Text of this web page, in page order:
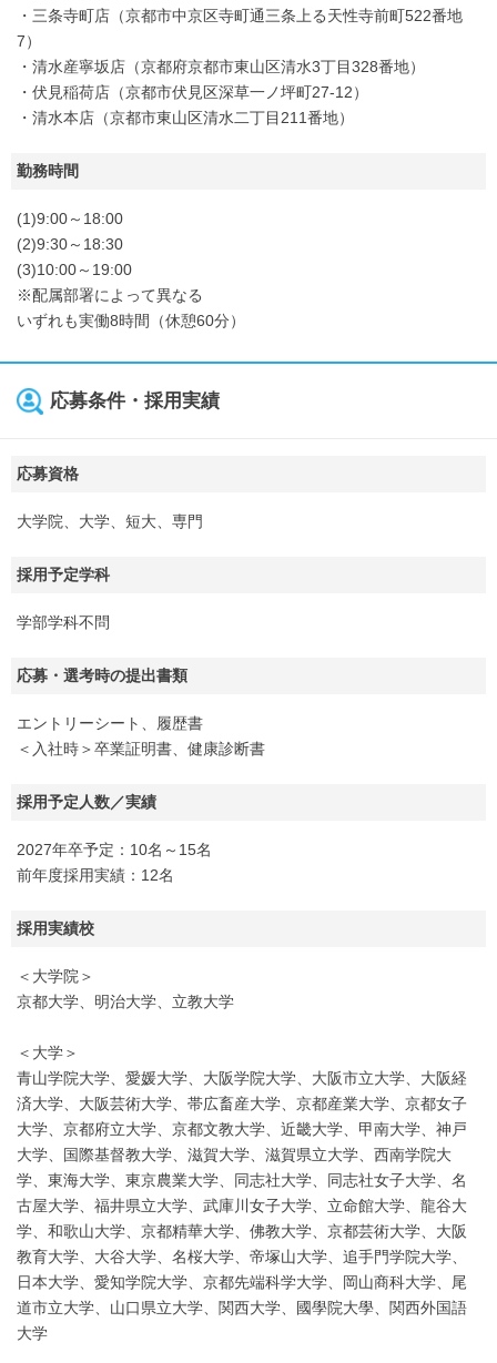
・三条寺町店（京都市中京区寺町通三条上る天性寺前町522番地
7）
・清水産寧坂店（京都府京都市東山区清水3丁目328番地）
・伏見稲荷店（京都市伏見区深草一ノ坪町27-12）
・清水本店（京都市東山区清水二丁目211番地）
勤務時間
(1)9:00～18:00
(2)9:30～18:30
(3)10:00～19:00
※配属部署によって異なる
いずれも実働8時間（休憩60分）
応募条件・採用実績
応募資格
大学院、大学、短大、専門
採用予定学科
学部学科不問
応募・選考時の提出書類
エントリーシート、履歴書
＜入社時＞卒業証明書、健康診断書
採用予定人数／実績
2027年卒予定：10名～15名
前年度採用実績：12名
採用実績校
＜大学院＞
京都大学、明治大学、立教大学
＜大学＞
青山学院大学、愛媛大学、大阪学院大学、大阪市立大学、大阪経
済大学、大阪芸術大学、帯広畜産大学、京都産業大学、京都女子
大学、京都府立大学、京都文教大学、近畿大学、甲南大学、神戸
大学、国際基督教大学、滋賀大学、滋賀県立大学、西南学院大
学、東海大学、東京農業大学、同志社大学、同志社女子大学、名
古屋大学、福井県立大学、武庫川女子大学、立命館大学、龍谷大
学、和歌山大学、京都精華大学、佛教大学、京都芸術大学、大阪
教育大学、大谷大学、名桜大学、帝塚山大学、追手門学院大学、
日本大学、愛知学院大学、京都先端科学大学、岡山商科大学、尾
道市立大学、山口県立大学、関西大学、國學院大學、関西外国語
大学